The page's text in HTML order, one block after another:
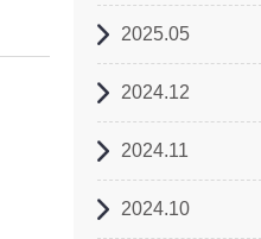
2025.05
2024.12
2024.11
2024.10